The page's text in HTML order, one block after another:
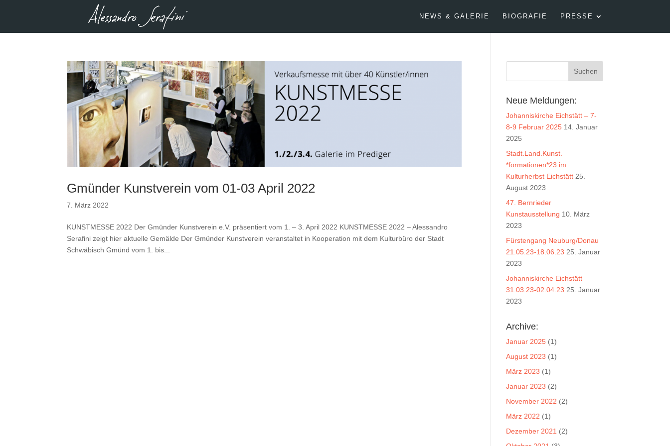
NEWS & GALERIE BIOGRAFIE PRESSE
Gmünder Kunstverein vom 01-03 April 2022
7. März 2022
KUNSTMESSE 2022 Der Gmünder Kunstverein e.V. präsentiert vom 1. – 3. April 2022 KUNSTMESSE 2022 – Alessandro
Serafini zeigt hier aktuelle Gemälde Der Gmünder Kunstverein veranstaltet in Kooperation mit dem Kulturbüro der Stadt
Schwäbisch Gmünd vom 1. bis...
Neue Meldungen:
Johanniskirche Eichstätt – 7-
8-9 Februar 2025 14. Januar
2025
Stadt.Land.Kunst.
*formationen*23 im
Kulturherbst Eichstätt 25.
August 2023
47. Bernrieder
Kunstausstellung 10. März
2023
Fürstengang Neuburg/Donau
21.05.23-18.06.23 25. Januar
2023
Johanniskirche Eichstätt –
31.03.23-02.04.23 25. Januar
2023
Archive:
Januar 2025 (1)
August 2023 (1)
März 2023 (1)
Januar 2023 (2)
November 2022 (2)
März 2022 (1)
Dezember 2021 (2)